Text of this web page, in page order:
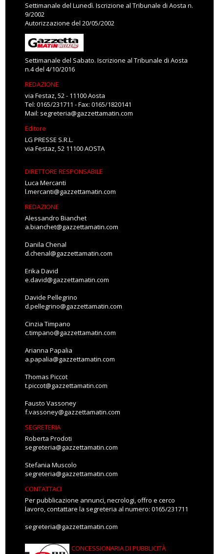
Settimanale del Lunedì. Iscrizione al Tribunale di Aosta n.
9/2002
Autorizzazione del 20/05/2002
Settimanale del Sabato. Iscrizione al Tribunale di Aosta
n.4 del 4/10/2016
REDAZIONE
via Festaz, 52 - 11100 Aosta
Tel: 0165/231711 - Fax: 0165/1820141
Mail: segreteria@gazzettamatin.com
Editore
LG PRESSE S.R.L.
via Festaz, 52 11100 AOSTA
DIRETTORE RESPONSABILE
Luca Mercanti
l.mercanti@gazzettamatin.com
REDAZIONE
Alessandro Bianchet
a.bianchet@gazzettamatin.com
Danila Chenal
d.chenal@gazzettamatin.com
Erika David
e.david@gazzettamatin.com
Davide Pellegrino
d.pellegrino@gazzettamatin.com
Cinzia Timpano
c.timpano@gazzettamatin.com
Arianna Papalia
a.papalia@gazzettamatin.com
Thomas Piccot
t.piccot@gazzettamatin.com
Fausto Vassoney
f.vassoney@gazzettamatin.com
SEGRETERIA
Roberta Prodoti
segreteria@gazzettamatin.com
Stefania Muscolo
segreteria@gazzettamatin.com
CONTATTACI
Per pubblicazione annunci, necrologi, offro e cerco
lavoro, contattare la segreteria al numero: 0165/231711
segreteria@gazzettamatin.com
CONCESSIONARIA DI PUBBLICITÀ